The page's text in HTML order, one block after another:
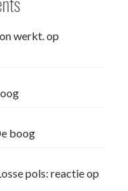
werkt.op
boog
pols: reactie op